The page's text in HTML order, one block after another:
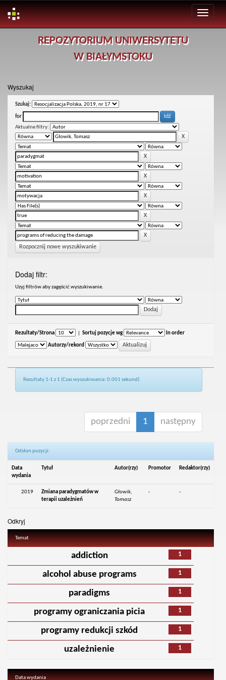
REPOZYTORIUM UNIWERSYTETU
W BIAŁYMSTOKU
Wyszukaj
Szukaj:
for
Aktualne filtry:
Rozpocznij nowe wyszukiwanie
Dodaj filtr:
Uzyj filtrów aby zagęścić wyszukiwanie.
Rezultaty/Strona Sortuj pozycje wg In order
Autorzy/rekord
Rezultaty 1-1 z 1 (Czas wyszukiwania: 0.001 sekund).
poprzedni 1 następny
Odsłon pozycji:
Data
wydania
Tytuł Autor(rzy) Promotor Redaktor(rzy)
2019
Zmiana paradygmatów w
terapii uzależnień
Głowik,
Tomasz
- -
Odkryj
Temat
1
addiction
1
alcohol abuse programs
1
paradigms
1
programy ograniczania picia
1
programy redukcji szkód
1
uzależnienie
Data wydania